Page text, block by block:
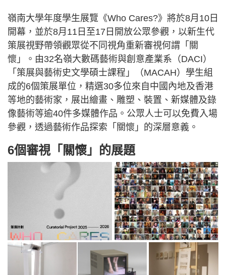
嶺南大學年度學生展覽《Who Cares?》將於8月10日
開幕，並於8月11日至17日開放公眾參觀，以新生代
策展視野帶領觀眾從不同視角重新審視何謂「關
懷」。由32名嶺大數碼藝術與創意產業系（DACI）
「策展與藝術史文學碩士課程」（MACAH）學生組
成的6個策展單位，精選30多位來自中國內地及香港
等地的藝術家，展出繪畫、雕塑、裝置、新媒體及錄
像藝術等逾40件多媒體作品。公眾人士可以免費入場
參觀，透過藝術作品探索「關懷」的深層意義。
6個審視「關懷」的展題